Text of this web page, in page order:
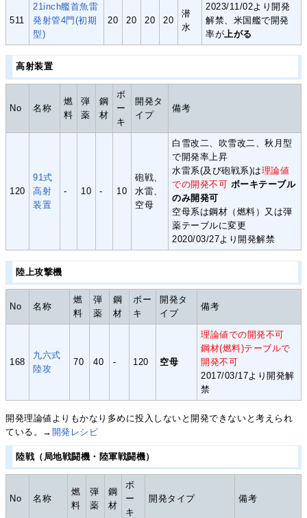
511
21inch艦首魚雷
発射管4門(初期
型)
20 20 20 20
潜
水
2023/11/02より開発
解禁、米国艦で開発
率が 上がる
高射装置
No 名称
燃
料
弾
薬
鋼
材
ボ
ー
キ
開発タ
イプ
備考
120
91式
高射
装置
- 10 - 10
砲戦、
水雷、
空母
白雪改二、吹雪改二、秋月型
で開発率上昇
水雷系(及び砲戦系)は理論値
での開発不可 ボーキテーブル
のみ開発可
空母系は鋼材（燃料）又は弾
薬テーブルに変更
2020/03/27より開発解禁
陸上攻撃機
No 名称
燃
料
弾
薬
鋼
材
ボー
キ
開発タ
イプ
備考
168
九六式
陸攻
70 40 - 120 空母
理論値での開発不可
鋼材(燃料)テーブルで
開発不可
2017/03/17より開発解
禁
開発理論値よりもかなり多めに投入しないと開発できないと考えられ
ている。→ 開発レシピ
陸戦（局地戦闘機・陸軍戦闘機）
No 名称
燃
料
弾
薬
鋼
材
ボ
ー
キ
開発タイプ 備考